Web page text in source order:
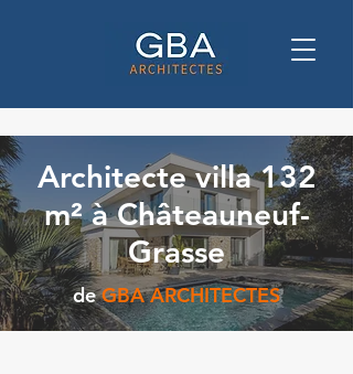
Architecte villa 132
m² à Châteauneuf-
Grasse
de GBA ARCHITECTES